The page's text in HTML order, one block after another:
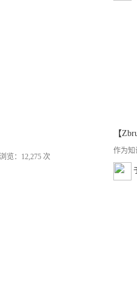
浏览：12,275 次
作为知